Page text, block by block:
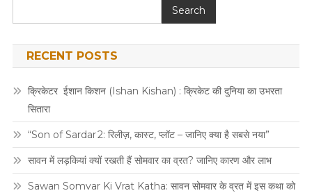
Search
RECENT POSTS
क्रिकेटर ईशान किशन (Ishan Kishan) : क्रिकेट की दुनिया का उभरता
सितारा
“Son of Sardar 2: रिलीज़, कास्ट, प्लॉट – जानिए क्या है सबसे नया”
सावन में लड़कियां क्यों रखती हैं सोमवार का व्रत? जानिए कारण और लाभ
Sawan Somvar Ki Vrat Katha: सावन सोमवार के व्रत में इस कथा को